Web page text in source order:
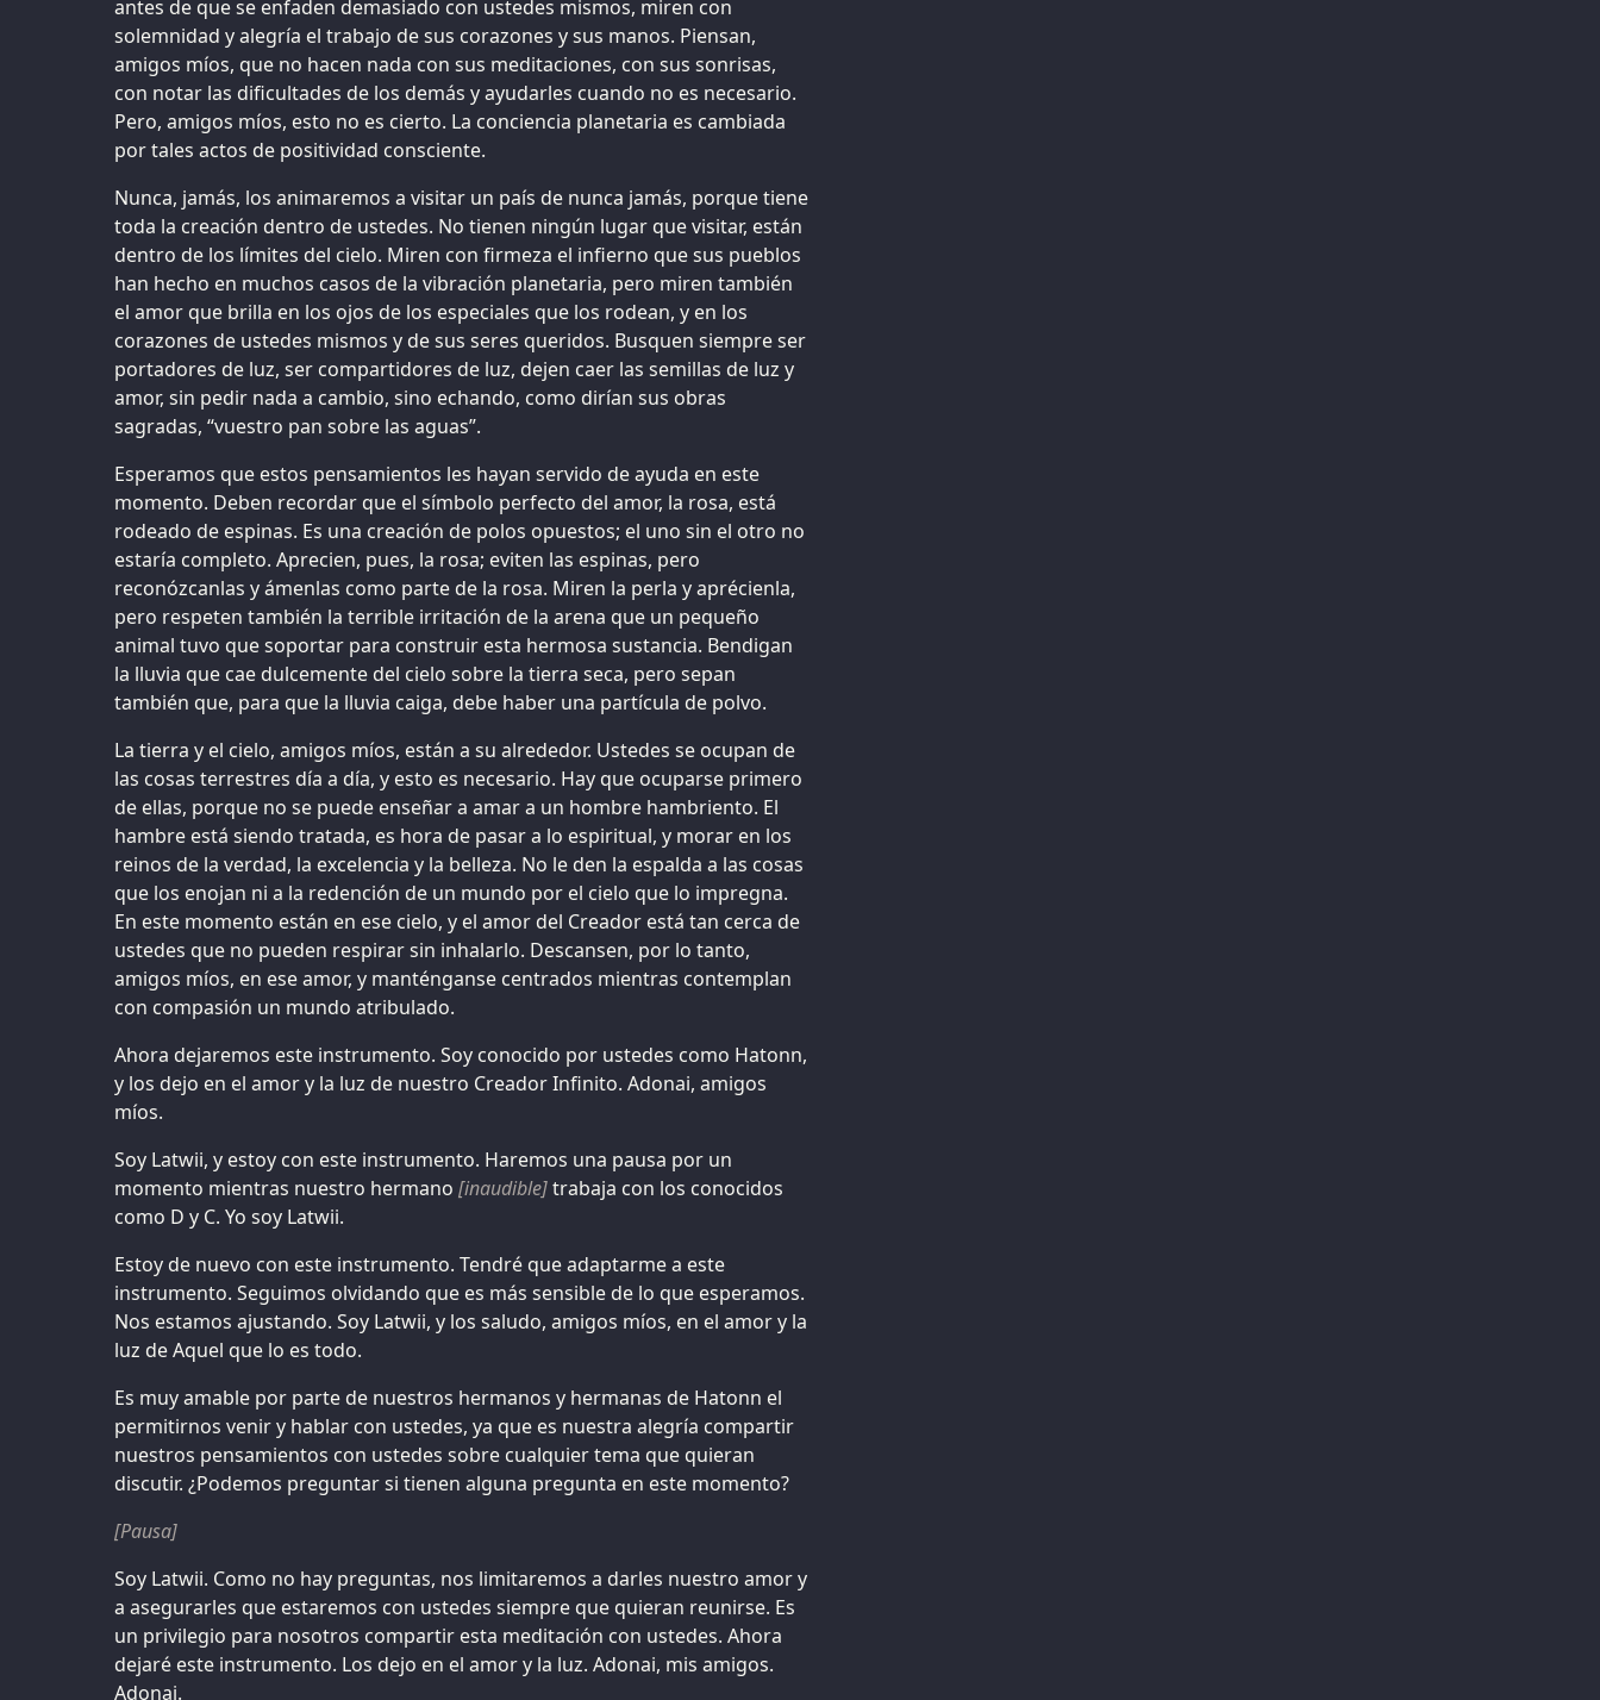
antes de que se enfaden demasiado con ustedes mismos, miren con
solemnidad y alegría el trabajo de sus corazones y sus manos. Piensan,
amigos míos, que no hacen nada con sus meditaciones, con sus sonrisas,
con notar las dificultades de los demás y ayudarles cuando no es necesario.
Pero, amigos míos, esto no es cierto. La conciencia planetaria es cambiada
por tales actos de positividad consciente.
Nunca, jamás, los animaremos a visitar un país de nunca jamás, porque tiene
toda la creación dentro de ustedes. No tienen ningún lugar que visitar, están
dentro de los límites del cielo. Miren con firmeza el infierno que sus pueblos
han hecho en muchos casos de la vibración planetaria, pero miren también
el amor que brilla en los ojos de los especiales que los rodean, y en los
corazones de ustedes mismos y de sus seres queridos. Busquen siempre ser
portadores de luz, ser compartidores de luz, dejen caer las semillas de luz y
amor, sin pedir nada a cambio, sino echando, como dirían sus obras
sagradas, “vuestro pan sobre las aguas”.
Esperamos que estos pensamientos les hayan servido de ayuda en este
momento. Deben recordar que el símbolo perfecto del amor, la rosa, está
rodeado de espinas. Es una creación de polos opuestos; el uno sin el otro no
estaría completo. Aprecien, pues, la rosa; eviten las espinas, pero
reconózcanlas y ámenlas como parte de la rosa. Miren la perla y aprécienla,
pero respeten también la terrible irritación de la arena que un pequeño
animal tuvo que soportar para construir esta hermosa sustancia. Bendigan
la lluvia que cae dulcemente del cielo sobre la tierra seca, pero sepan
también que, para que la lluvia caiga, debe haber una partícula de polvo.
La tierra y el cielo, amigos míos, están a su alrededor. Ustedes se ocupan de
las cosas terrestres día a día, y esto es necesario. Hay que ocuparse primero
de ellas, porque no se puede enseñar a amar a un hombre hambriento. El
hambre está siendo tratada, es hora de pasar a lo espiritual, y morar en los
reinos de la verdad, la excelencia y la belleza. No le den la espalda a las cosas
que los enojan ni a la redención de un mundo por el cielo que lo impregna.
En este momento están en ese cielo, y el amor del Creador está tan cerca de
ustedes que no pueden respirar sin inhalarlo. Descansen, por lo tanto,
amigos míos, en ese amor, y manténganse centrados mientras contemplan
con compasión un mundo atribulado.
Ahora dejaremos este instrumento. Soy conocido por ustedes como Hatonn,
y los dejo en el amor y la luz de nuestro Creador Infinito. Adonai, amigos
míos.
Soy Latwii, y estoy con este instrumento. Haremos una pausa por un
momento mientras nuestro hermano [inaudible]trabaja con los conocidos
como D y C. Yo soy Latwii.
Estoy de nuevo con este instrumento. Tendré que adaptarme a este
instrumento. Seguimos olvidando que es más sensible de lo que esperamos.
Nos estamos ajustando. Soy Latwii, y los saludo, amigos míos, en el amor y la
luz de Aquel que lo es todo.
Es muy amable por parte de nuestros hermanos y hermanas de Hatonn el
permitirnos venir y hablar con ustedes, ya que es nuestra alegría compartir
nuestros pensamientos con ustedes sobre cualquier tema que quieran
discutir. ¿Podemos preguntar si tienen alguna pregunta en este momento?
[Pausa]
Soy Latwii. Como no hay preguntas, nos limitaremos a darles nuestro amor y
a asegurarles que estaremos con ustedes siempre que quieran reunirse. Es
un privilegio para nosotros compartir esta meditación con ustedes. Ahora
dejaré este instrumento. Los dejo en el amor y la luz. Adonai, mis amigos.
Adonai.